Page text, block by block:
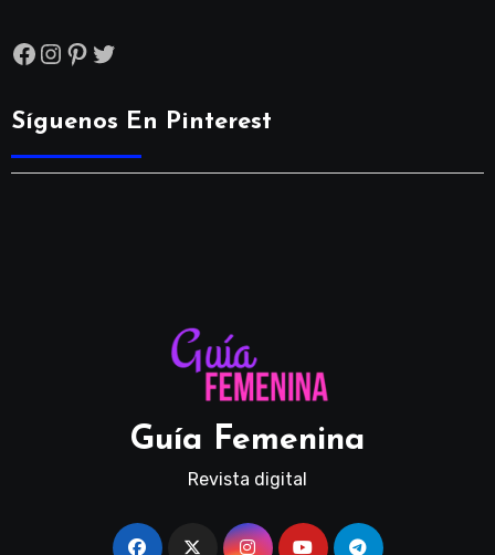
Facebook
Instagram
Pinterest
Twitter
Síguenos En Pinterest
Guía Femenina
Revista digital